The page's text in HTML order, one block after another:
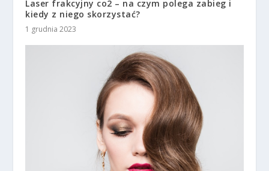
Laser frakcyjny co2 – na czym polega zabieg i
kiedy z niego skorzystać?
1 grudnia 2023